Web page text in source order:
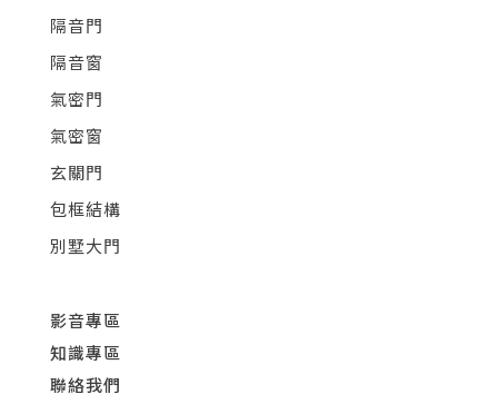
隔音門
隔音窗
氣密門
氣密窗
玄關門
包框結構
別墅大門
影音專區
知識專區
聯絡我們